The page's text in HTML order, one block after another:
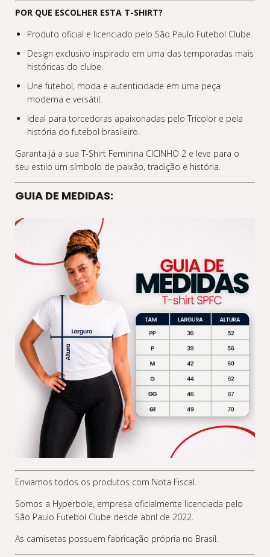
POR QUE ESCOLHER ESTA T-SHIRT?
Produto oficial e licenciado pelo São Paulo Futebol Clube.
Design exclusivo inspirado em uma das temporadas mais
históricas do clube.
Une futebol, moda e autenticidade em uma peça
moderna e versátil.
Ideal para torcedoras apaixonadas pelo Tricolor e pela
história do futebol brasileiro.
Garanta já a sua T-Shirt Feminina CICINHO 2 e leve para o
seu estilo um símbolo de paixão, tradição e história.
GUIA DE MEDIDAS:
Enviamos todos os produtos com Nota Fiscal.
Somos a Hyperbole, empresa oficialmente licenciada pelo
São Paulo Futebol Clube desde abril de 2022.
As camisetas possuem fabricação própria no Brasil.